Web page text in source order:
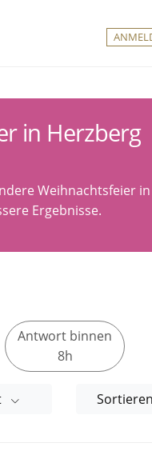
in Herzberg
Weihnachtsfeier in
Ergebnisse.
Antwort binnen
8h